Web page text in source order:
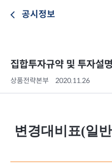
공시정보
집합투자규약 및 투자설
상품전략본부 2020.11.26
변경대비표(일